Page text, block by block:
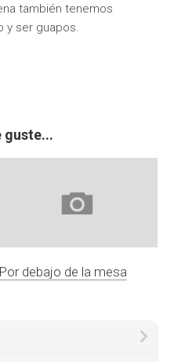
también tenemos
y ser guapos.
guste...
Por debajo de la mesa